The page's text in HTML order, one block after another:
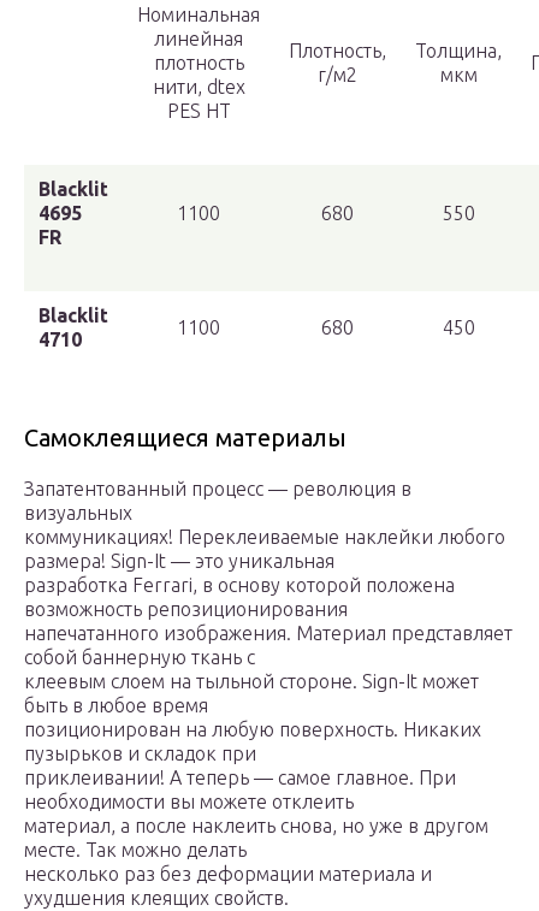
Номинальная
линейная
плотность
нити, dtex
PES HT
Плотность,
г/м2
Толщина,
мкм
Blacklit
4695
FR
1100 680 550
Blacklit
4710
1100 680 450
Самоклеящиеся материалы
Запатентованный процесс — революция в
визуальных
коммуникациях! Переклеиваемые наклейки любого
размера! Sign-It — это уникальная
разработка Ferrari, в основу которой положена
возможность репозиционирования
напечатанного изображения. Материал представляет
собой баннерную ткань с
клеевым слоем на тыльной стороне. Sign-It может
быть в любое время
позиционирован на любую поверхность. Никаких
пузырьков и складок при
приклеивании! А теперь — самое главное. При
необходимости вы можете отклеить
материал, а после наклеить снова, но уже в другом
месте. Так можно делать
несколько раз без деформации материала и
ухудшения клеящих свойств.